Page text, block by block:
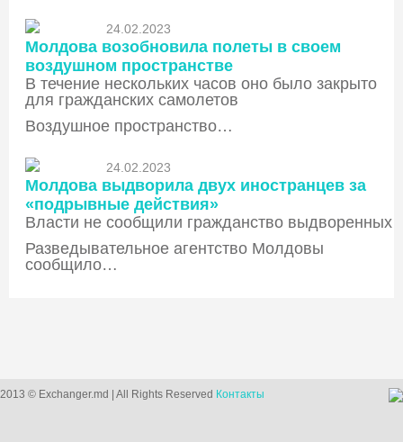
24.02.2023
Молдова возобновила полеты в своем
воздушном пространстве
В течение нескольких часов оно было закрыто
для гражданских самолетов
Воздушное пространство…
24.02.2023
Молдова выдворила двух иностранцев за
«подрывные действия»
Власти не сообщили гражданство выдворенных
Разведывательное агентство Молдовы
сообщило…
2013 © Exchanger.md | All Rights Reserved Контакты